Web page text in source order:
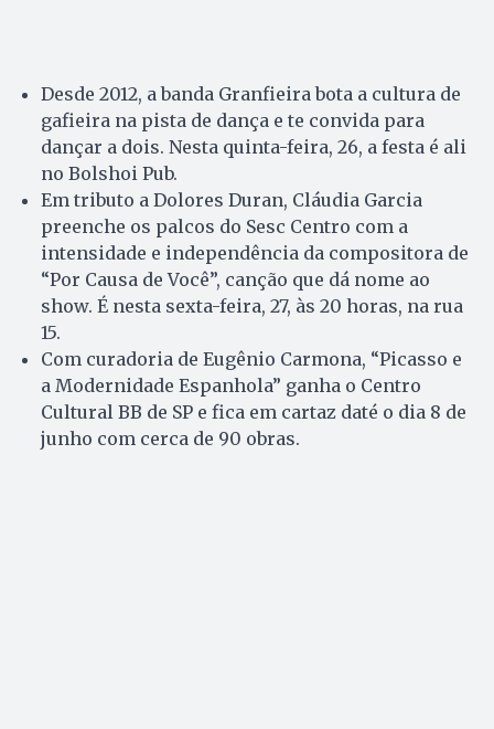
Desde 2012, a banda Granfieira bota a cultura de
gafieira na pista de dança e te convida para
dançar a dois. Nesta quinta-feira, 26, a festa é ali
no Bolshoi Pub.
Em tributo a Dolores Duran, Cláudia Garcia
preenche os palcos do Sesc Centro com a
intensidade e independência da compositora de
“Por Causa de Você”, canção que dá nome ao
show. É nesta sexta-feira, 27, às 20 horas, na rua
15.
Com curadoria de Eugênio Car­mo­na, “Picasso e
a Modernidade Espa­nho­la” ganha o Centro
Cultural BB de SP e fica em cartaz daté o dia 8 de
junho com cerca de 90 obras.